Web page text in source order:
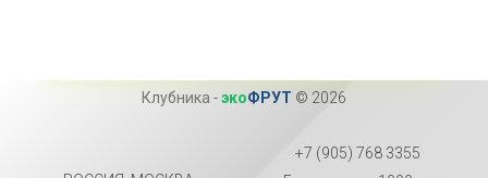
Клубника -экоФРУТ © 2026
+7 (905) 768 3355